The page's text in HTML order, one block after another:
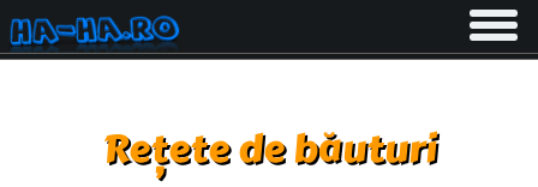
Toggle
Rețete de băuturi